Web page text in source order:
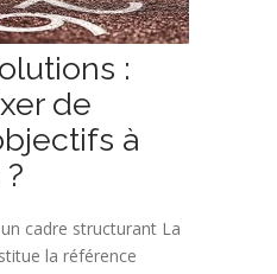
:
de
à
cadre structurant La
la référence